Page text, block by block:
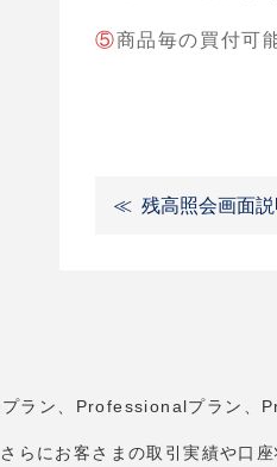
⑤商品毎の買付可
残高照会画面
ラン、Professionalプラン、
さらにお客さまの取引実績や